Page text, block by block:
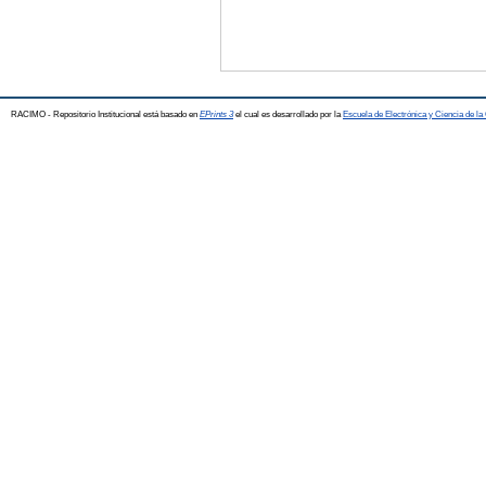
RACIMO - Repositorio Institucional está basado en EPrints 3el cual es desarrollado por la Escuela de Electrónica y Ciencia de la